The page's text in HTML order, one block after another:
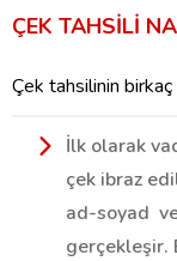
ÇEK TAHSİLİ
Çek tahsilinin birkaç
İlk olarak
çek ibraz
ad-soyad
gerçekleşir.